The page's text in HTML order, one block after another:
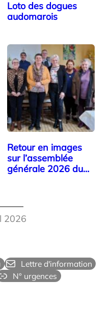
Loto des dogues
audomarois
Retour en images
sur l’assemblée
générale 2026 du…
2026
Lettre d'information
N° urgences